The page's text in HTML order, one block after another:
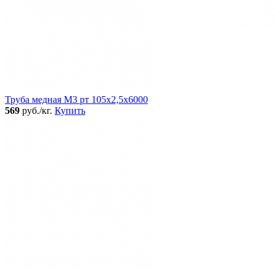
Труба медная М3 рт 105х2,5х6000
569 руб./кг. Купить